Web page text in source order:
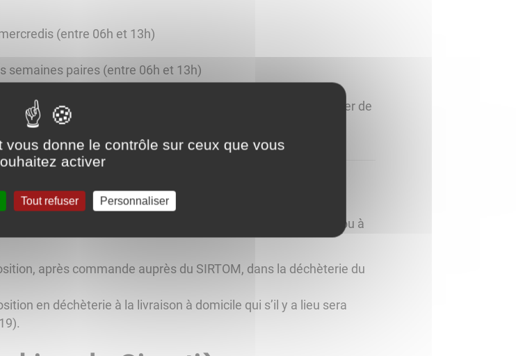
(entre 06h et 13h)
semaines paires (entre 06h et 13h)
de votre poubelle et télécharger dès à présent le calendrier de
le lien suivant :
à disposition gratuitement dans les déchèteries, en mairie ou à
après commande auprès du SIRTOM, dans la déchèterie du
en déchèterie à la livraison à domicile qui s’il y a lieu sera
donne le contrôle sur ceux que vous
activer
Tout refuser Personnaliser